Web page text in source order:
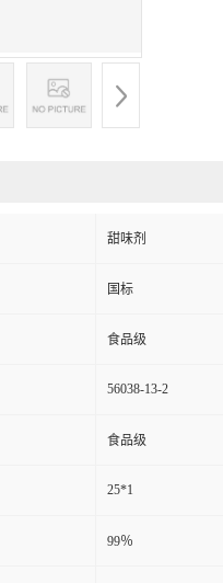
甜味剂
国标
食品级
56038-13-2
食品级
25*1
99％